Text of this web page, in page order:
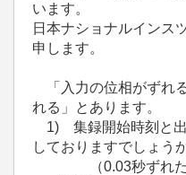
います。
日本ナショナルインス
申します。
「入力の位相がずれ
れる」とあります。
1) 集録開始時刻と出
しておりますでしょうか
（0.03秒ずれたり